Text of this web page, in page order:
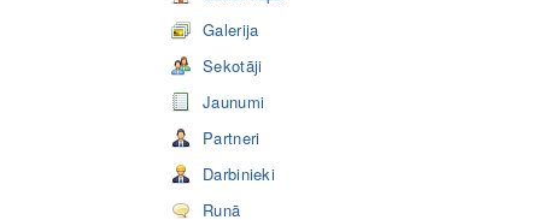
Galerija
Sekotāji
Jaunumi
Partneri
Darbinieki
Runā